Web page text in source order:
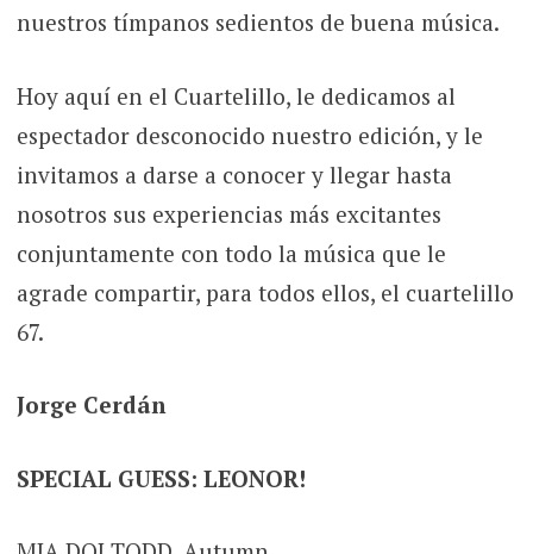
nuestros tímpanos sedientos de buena música.
Hoy aquí en el Cuartelillo, le dedicamos al
espectador desconocido nuestro edición, y le
invitamos a darse a conocer y llegar hasta
nosotros sus experiencias más excitantes
conjuntamente con todo la música que le
agrade compartir, para todos ellos, el cuartelillo
67.
Jorge Cerdán
SPECIAL GUESS: LEONOR!